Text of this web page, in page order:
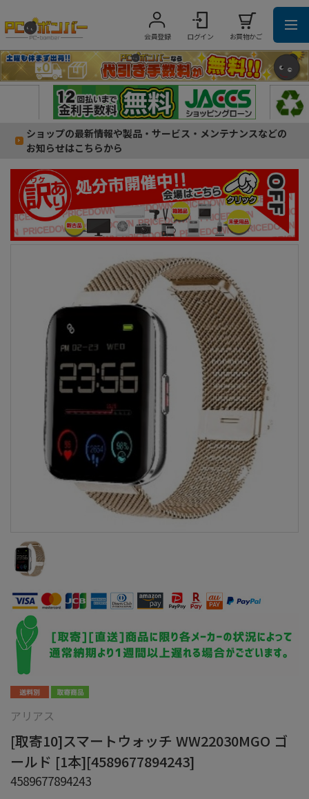
会員登録 ログイン お買物かご
ショップの最新情報や製品・サービス・メンテナンスなどの
お知らせはこちらから
アリアス
[取寄10]スマートウォッチ WW22030MGO ゴ
ールド [1本][4589677894243]
4589677894243